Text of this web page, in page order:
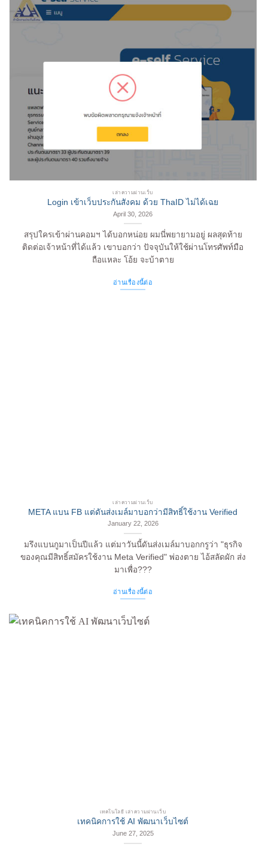
เล่าความผ่านเว็บ
Login เข้าเว็บประกันสังคม ด้วย ThaID ไม่ได้เฉย
April 30, 2026
สรุปใครเข้าผ่านคอมฯ ได้บอกหน่อย ผมนี่พยายามอยู่ ผลสุดท้าย
ติดต่อเจ้าหน้าที่ได้แล้ว เขาบอกว่า ปัจจุบันให้ใช้ผ่านโทรศัพท์มือ
ถือแหละ โอ้ย จะบ้าตาย
อ่านเรื่องนี้ต่อ
เล่าความผ่านเว็บ
META แบน FB แต่ดันส่งเมล์มาบอกว่ามีสิทธิ์ใช้งาน Verified
January 22, 2026
มรึงแบนกูมาเป็นปีแล้ว แต่มาวันนี้ดันส่งเมล์มาบอกกรูว่า "ธุรกิจ
ของคุณมีสิทธิ์สมัครใช้งาน Meta Verified" พ่องตาย ไอ้สลัดผัก ส่ง
มาเพื่อ???
อ่านเรื่องนี้ต่อ
เทคโนโลยี เล่าความผ่านเว็บ
เทคนิคการใช้ AI พัฒนาเว็บไซต์
June 27, 2025